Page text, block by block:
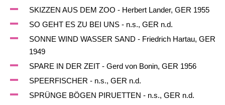
SKIZZEN AUS DEM ZOO - Herbert Lander, GER 1955
SO GEHT ES ZU BEI UNS - n.s., GER n.d.
SONNE WIND WASSER SAND - Friedrich Hartau, GER
1949
SPARE IN DER ZEIT - Gerd von Bonin, GER 1956
SPEERFISCHER - n.s., GER n.d.
SPRÜNGE BÖGEN PIRUETTEN - n.s., GER n.d.